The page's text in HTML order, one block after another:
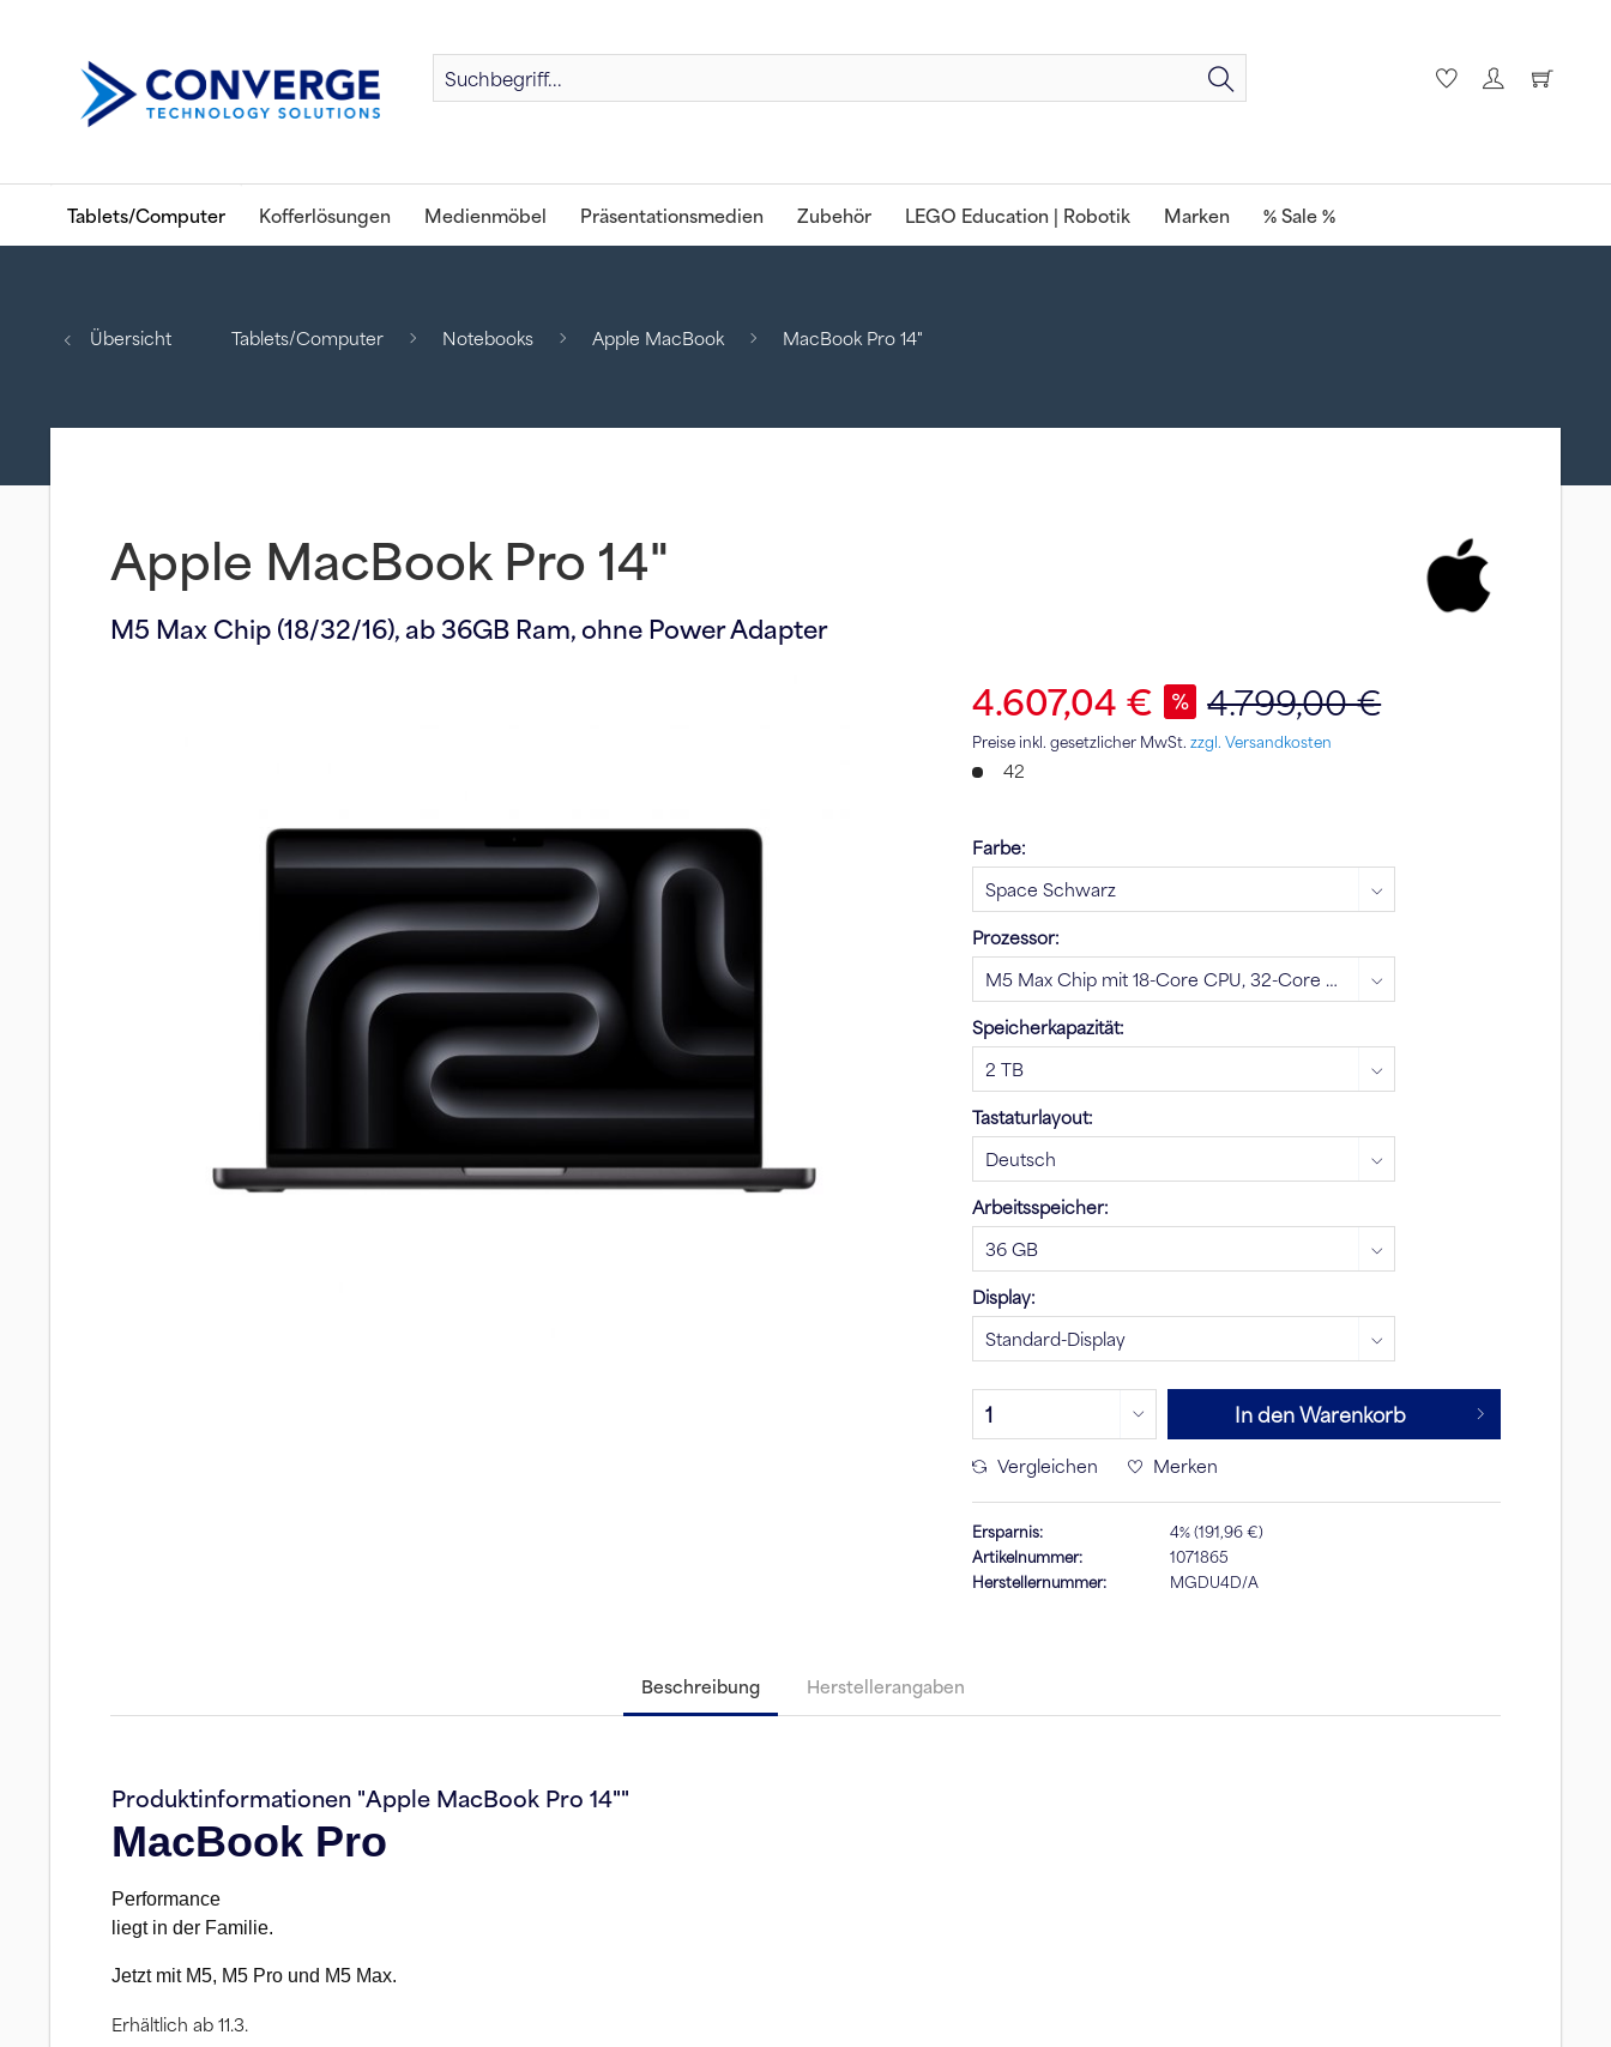
Tablets/Computer Kofferlösungen Medienmöbel Präsentationsmedien Zubehör LEGO Education | Robotik Marken % Sale %
Übersicht Tablets/Computer Notebooks Apple MacBook MacBook Pro 14"
Apple MacBook Pro 14"
M5 Max Chip (18/32/16), ab 36GB Ram,ohne Power Adapter
4.607,04 € 4.799,00 €
Preise inkl. gesetzlicher MwSt.zzgl. Versandkosten
42
Farbe:
Prozessor:
Speicherkapazität:
Tastaturlayout:
Arbeitsspeicher:
Display:
In den Warenkorb
Vergleichen Merken
Ersparnis:
4% (191,96 €)
Artikelnummer:
1071865
Herstellernummer:
MGDU4D/A
Beschreibung Herstellerangaben
Produktinformationen "Apple MacBook Pro 14""
MacBook Pro
Per­for­mance
liegt in der Familie.
Jetzt mit M5, M5 Pro und M5 Max.
Erhältlich ab 11.3.